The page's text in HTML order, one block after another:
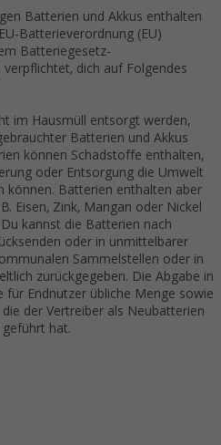
Batterien und Akkus enthalten
Batterieverordnung (EU)
Batteriegesetz-
dich auf Folgendes
im Hausmüll entsorgt werden,
Batterien und Akkus
können Schadstoffe enthalten,
oder Entsorgung die Umwelt
können. Batterien enthalten aber
Eisen, Zink, Mangan oder Nickel
kannst die Batterien nach
oder in unmittelbarer
Sammelstellen oder in
zurückgegeben. Die Abgabe in
für Endnutzer übliche Menge sowie
der Vertreiber als Neubatterien
hat.